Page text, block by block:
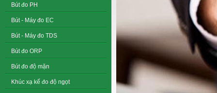
Bút đo PH
Bút - Máy đo EC
Bút - Máy đo TDS
Bút đo ORP
Bút đo độ mặn
Khúc xạ kế đo độ ngọt